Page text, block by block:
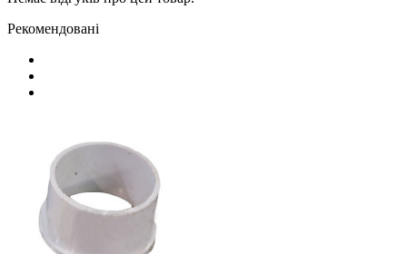
Рекомендовані